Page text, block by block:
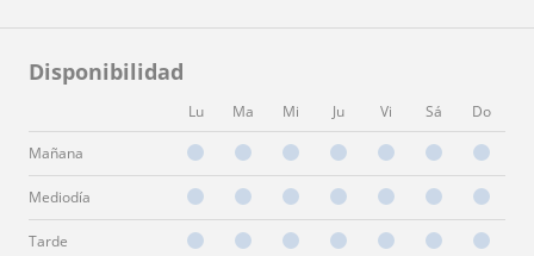
Disponibilidad
Lu Ma Mi Ju Vi Sá Do
Mañana
Mediodía
Tarde